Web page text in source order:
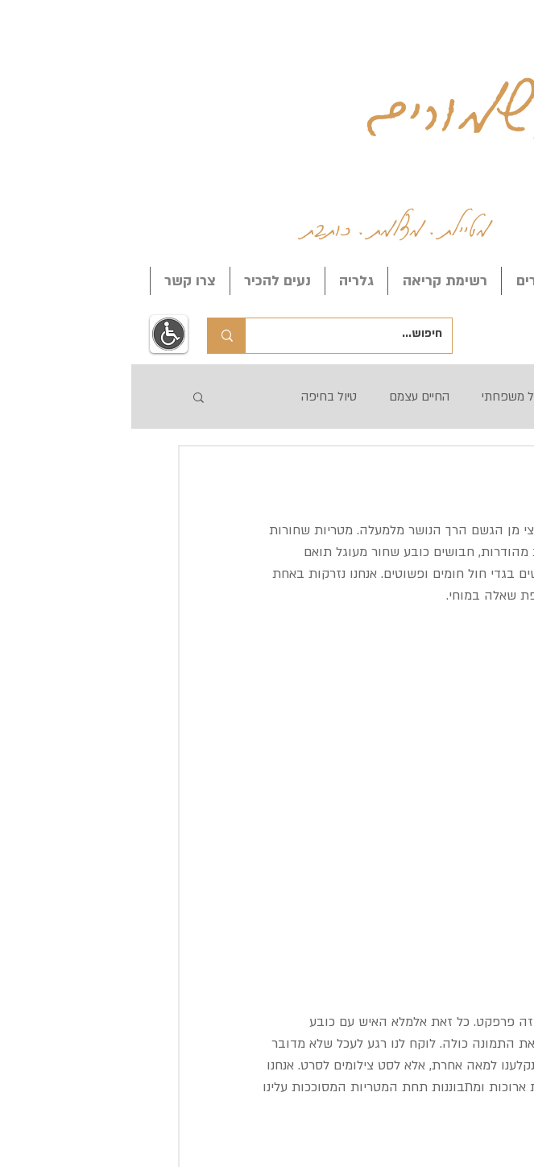
מטיילת . מצלמת . כותבת
רשימת קריאה גלריה נעים להכיר צרו קשר
משפחתי החיים עצמם טיול בחיפה
מן הגשם הרך הנושר מלמעלה. מטריות שחורות
מהודרות, חבושים כובע שחור מעוגל תואם
בגדי חול חומים ופשוטים. אנחנו נזרקות באחת
פרפקט. כל זאת אלמלא האיש עם כובע
התמונה כולה. לוקח לנו רגע לעכל שלא מדובר
למאה אחרת, אלא לסט צילומים לסרט. אנחנו
ומתבוננות תחת המטריות המסוככות עלינו